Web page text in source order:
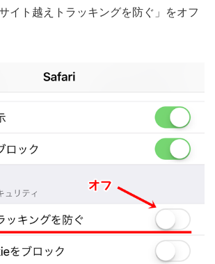
イト越えトラッキングを防ぐ」をオフ